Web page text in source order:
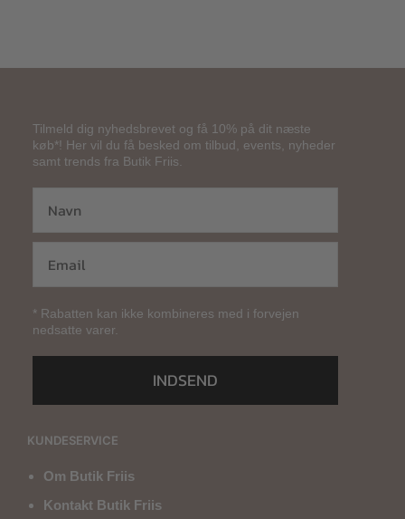
Tilmeld dig nyhedsbrevet og få 10% på dit næste
køb*! Her vil du få besked om tilbud, events, nyheder
samt trends fra Butik Friis.
* Rabatten kan ikke kombineres med i forvejen
nedsatte varer.
INDSEND
KUNDESERVICE
Om Butik Friis
Kontakt Butik Friis